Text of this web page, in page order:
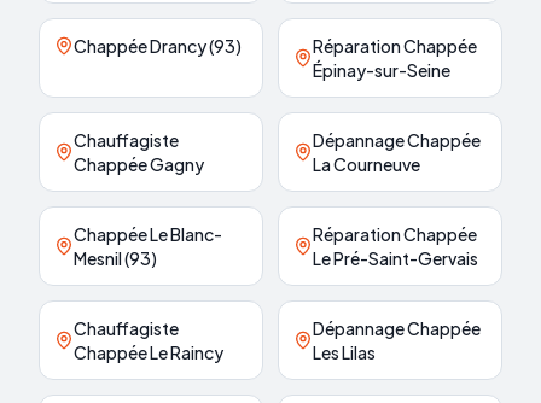
Chappée Drancy (93)
Réparation Chappée
Épinay-sur-Seine
Chauffagiste
Chappée Gagny
Dépannage Chappée
La Courneuve
Chappée Le Blanc-
Mesnil (93)
Réparation Chappée
Le Pré-Saint-Gervais
Chauffagiste
Chappée Le Raincy
Dépannage Chappée
Les Lilas